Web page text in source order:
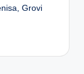
Grovi